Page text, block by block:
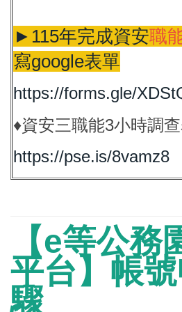
►115年完成資安職
寫google表單
https://forms.gle/
♦資安三職能3小時調
https://pse.is/8vamz8
【e等公務
平台】帳
驟